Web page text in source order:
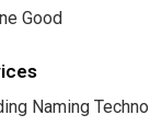
Good
Naming